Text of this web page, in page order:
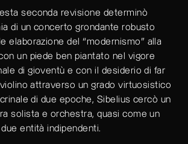
seconda revisione determinò
di un concerto grondante robusto
elaborazione del “modernismo” alla
un piede ben piantato nel vigore
di gioventù e con il desiderio di far
attraverso un grado virtuosistico
di due epoche, Sibelius cercò un
solista e orchestra, quasi come un
entità indipendenti.